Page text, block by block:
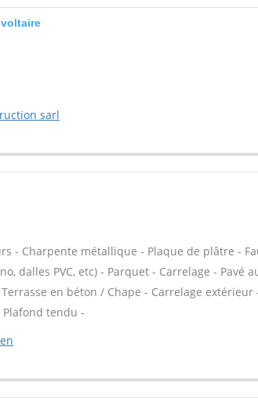
sarl
- Charpente métallique - Plaque de plâtre -
dalles PVC, etc) - Parquet - Carrelage - Pavé
en béton / Chape - Carrelage
Plafond tendu -